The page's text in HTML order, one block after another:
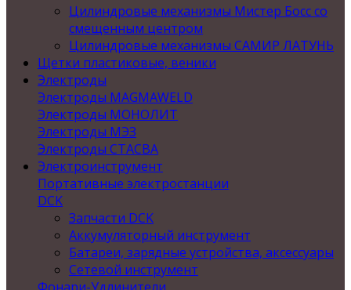
Цилиндровые механизмы Мистер Босс со
смещенным центром
Цилиндровые механизмы САМИР ЛАТУНЬ
Щетки пластиковые, веники
Электроды
Электроды MAGMAWELD
Электроды МОНОЛИТ
Электроды МЭЗ
Электроды СТАСВА
Электроинструмент
Портативные электростанции
DCK
Запчасти DCK
Аккумуляторный инструмент
Батареи, зарядные устройства, аксессуары
Сетевой инструмент